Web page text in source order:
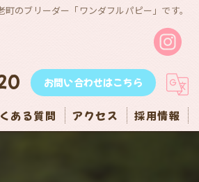
のブリーダー「ワンダフルパピー」です。
お問い合わせはこちら
ある質問 アクセス 採用情報